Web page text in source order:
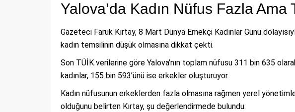
Yalova’da Kadın Nüfus Fazla Ama
Gazeteci Faruk Kırtay, 8 Mart Dünya Emekçi Kadınlar Günü
kadın temsilinin düşük olmasına dikkat çekti.
Son TÜİK verilerine göre Yalova’nın toplam nüfusu 311 bin 635
kadınlar, 155 bin 593’ünü ise erkekler oluşturuyor.
Kadın nüfusunun erkeklerden fazla olmasına rağmen yerel
olduğunu belirten Kırtay, şu değerlendirmede bulundu: